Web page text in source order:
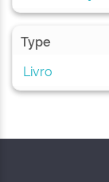
Type
Livro